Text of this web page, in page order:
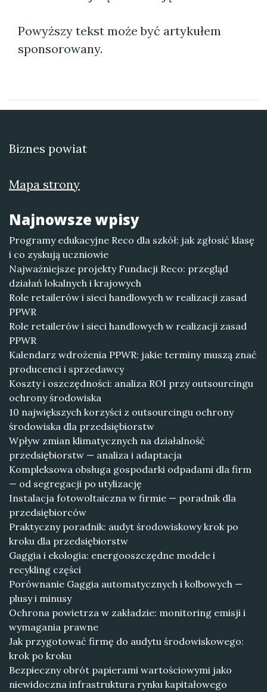
Powyższy tekst może być artykułem
sponsorowany.
Biznes powiat
Mapa strony
Najnowsze wpisy
Programy edukacyjne Reco dla szkół: jak zgłosić klasę
i co zyskują uczniowie
Najważniejsze projekty Fundacji Reco: przegląd
działań lokalnych i krajowych
Role retailerów i sieci handlowych w realizacji zasad
PPWR
Role retailerów i sieci handlowych w realizacji zasad
PPWR
Kalendarz wdrożenia PPWR: jakie terminy muszą znać
producenci i sprzedawcy
Koszty i oszczędności: analiza ROI przy outsourcingu
ochrony środowiska
10 największych korzyści z outsourcingu ochrony
środowiska dla przedsiębiorstw
Wpływ zmian klimatycznych na działalność
przedsiębiorstw — analiza i adaptacja
Kompleksowa obsługa gospodarki odpadami dla firm
— od segregacji po utylizację
Instalacja fotowoltaiczna w firmie — poradnik dla
przedsiębiorców
Praktyczny poradnik: audyt środowiskowy krok po
kroku dla przedsiębiorstw
Gaggia i ekologia: energooszczędne modele i
recykling części
Porównanie Gaggia automatycznych i kolbowych —
plusy i minusy
Ochrona powietrza w zakładzie: monitoring emisji i
wymagania prawne
Jak przygotować firmę do audytu środowiskowego:
krok po kroku
Bezpieczny obrót papierami wartościowymi jako
niewidoczna infrastruktura rynku kapitałowego